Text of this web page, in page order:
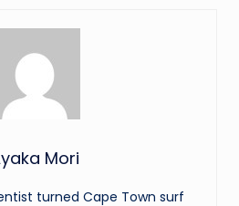
Mori
turned Cape Town surf